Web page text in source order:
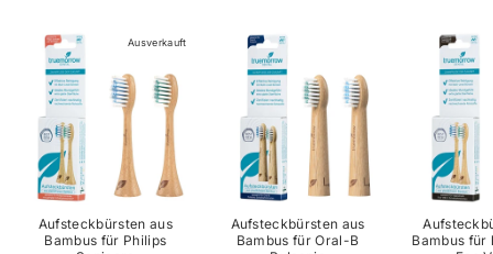
Ausverkauft
Aufsteckbürsten aus
Bambus für Philips
Aufsteckbürsten aus
Bambus für Oral-B
Bambus für